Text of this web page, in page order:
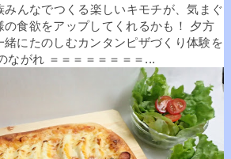
んなでつくる楽しいキモチが、気まぐ
の食欲をアップしてくれるかも！ 夕方
緒にたのしむカンタンピザづくり体験を
ながれ ＝＝＝＝＝＝＝＝...